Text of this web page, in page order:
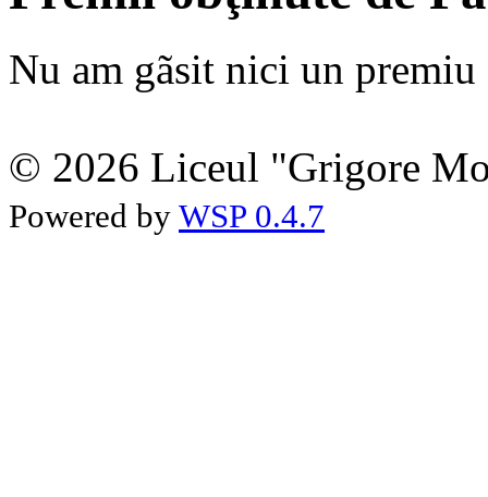
Nu am gãsit nici un premiu
© 2026 Liceul "Grigore
Powered by WSP 0.4.7